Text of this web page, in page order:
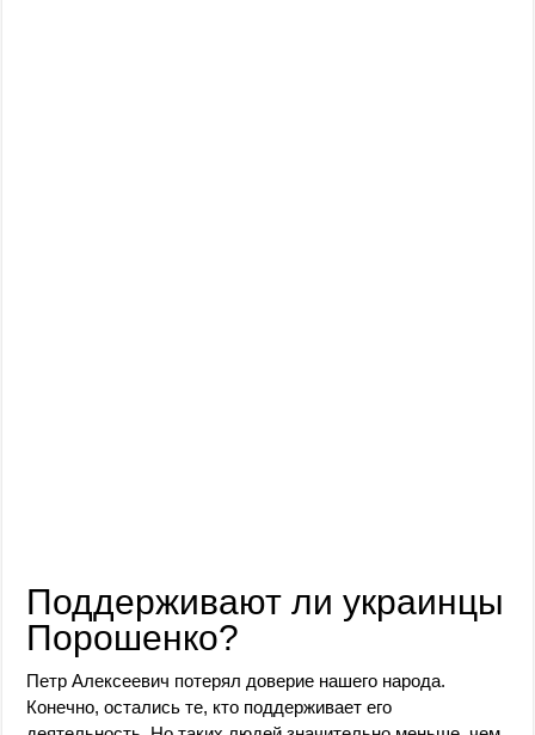
Поддерживают ли украинцы
Порошенко?
Петр Алексеевич потерял доверие нашего народа.
Конечно, остались те, кто поддерживает его